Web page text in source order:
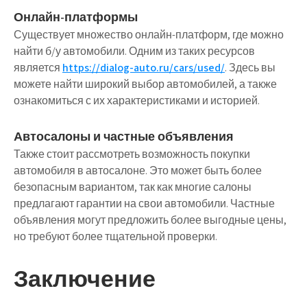
Онлайн-платформы
Существует множество онлайн-платформ, где можно
найти б/у автомобили. Одним из таких ресурсов
является https://dialog-auto.ru/cars/used/. Здесь вы
можете найти широкий выбор автомобилей, а также
ознакомиться с их характеристиками и историей.
Автосалоны и частные объявления
Также стоит рассмотреть возможность покупки
автомобиля в автосалоне. Это может быть более
безопасным вариантом, так как многие салоны
предлагают гарантии на свои автомобили. Частные
объявления могут предложить более выгодные цены,
но требуют более тщательной проверки.
Заключение